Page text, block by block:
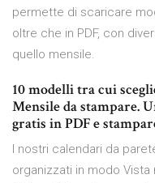
permette di scaricare
oltre che in PDF, con
quello mensile.
10 modelli tra cui
Mensile da stampare.
gratis in PDF e
I nostri calendari da
organizzati in modo